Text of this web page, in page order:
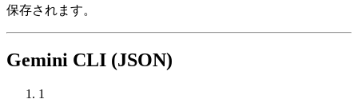
保存されます。
Gemini CLI (JSON)
1